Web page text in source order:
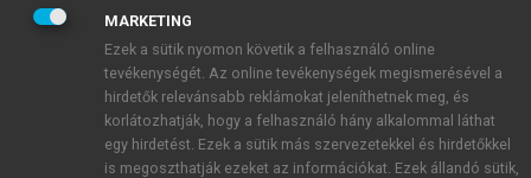
JELSZÓ
JELSZÓ ÚJRA
MARKETING
Ezek a sütik nyomon követik a felhasználó online
tevékenységét. Az online tevékenységek megismerésével a
hirdetők relevánsabb reklámokat jeleníthetnek meg, és
korlátozhatják, hogy a felhasználó hány alkalommal láthat
egy hirdetést. Ezek a sütik más szervezetekkel és hirdetőkkel
is megoszthatják ezeket az információkat. Ezek állandó sütik,